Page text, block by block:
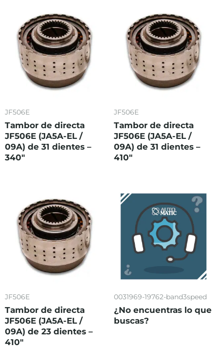
JF506E
Tambor de directa
JF506E (JA5A-EL /
09A) de 31 dientes –
340″
JF506E
Tambor de directa
JF506E (JA5A-EL /
09A) de 31 dientes –
410″
JF506E
Tambor de directa
JF506E (JA5A-EL /
09A) de 23 dientes –
410″
0031969-19762-band3speed
¿No encuentras lo que
buscas?